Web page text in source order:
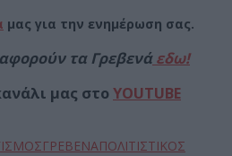
μας για την ενημέρωση σας.
τα Γρεβενάεδω!
μας στοYOUTUBE
ΓΡΕΒΕΝΑΠΟΛΙΤΙΣΤΙΚΟΣ